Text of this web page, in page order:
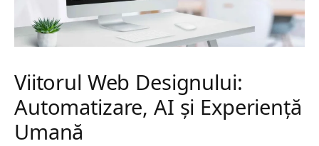
Viitorul Web Designului:
Automatizare, AI și Experiență
Umană